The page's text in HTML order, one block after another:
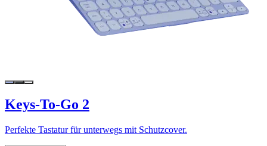
Keys-To-Go 2
Perfekte Tastatur für unterwegs mit Schutzcover.